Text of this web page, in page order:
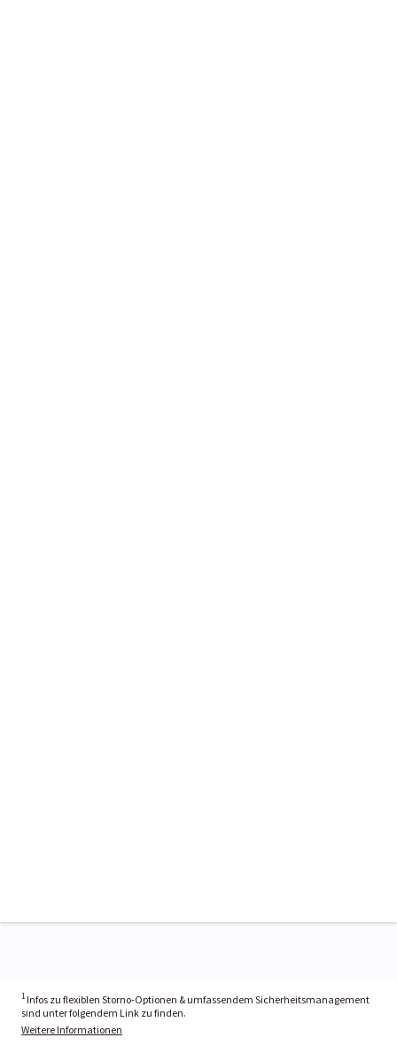
1 Infos zu flexiblen Storno-Optionen & umfassendem Sicherheitsmanagement
sind unter folgendem Link zu finden.
Weitere Informationen